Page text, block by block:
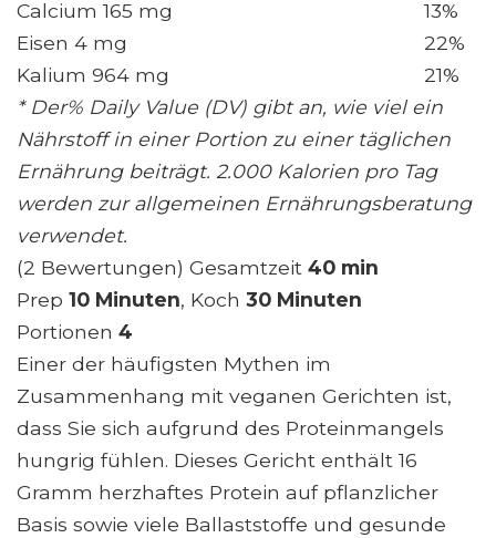
Calcium 165 mg
13%
Eisen 4 mg
22%
Kalium 964 mg
21%
* Der% Daily Value (DV) gibt an, wie viel ein
Nährstoff in einer Portion zu einer täglichen
Ernährung beiträgt. 2.000 Kalorien pro Tag
werden zur allgemeinen Ernährungsberatung
verwendet.
(2 Bewertungen) Gesamtzeit 40 min
Prep 10 Minuten, Koch 30 Minuten
Portionen 4
Einer der häufigsten Mythen im
Zusammenhang mit veganen Gerichten ist,
dass Sie sich aufgrund des Proteinmangels
hungrig fühlen. Dieses Gericht enthält 16
Gramm herzhaftes Protein auf pflanzlicher
Basis sowie viele Ballaststoffe und gesunde